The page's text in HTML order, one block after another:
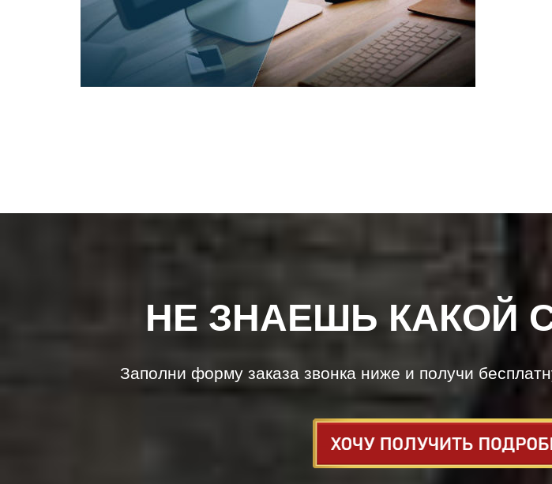
НЕ ЗНАЕШЬ КАКОЙ
Заполни форму заказа звонка ниже и получи